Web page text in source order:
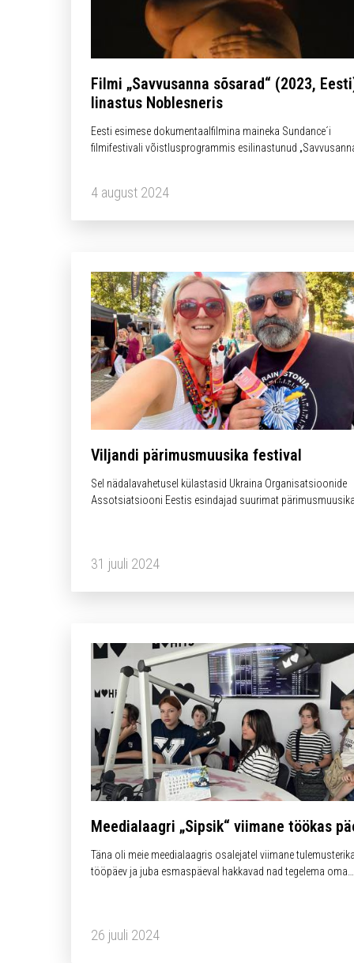
Filmi „Savvusanna sõsarad“ (2023,
linastus Noblesneris
Eesti esimese dokumentaalfilmina maineka Sundance´i
filmifestivali võistlusprogrammis esilinastunud
jagavad ning kehasse kogunenud häbi ja valu maha
4 august 2024
Viljandi pärimusmuusika festival
Sel nädalavahetusel külastasid Ukraina Organisatsioonide
Assotsiatsiooni Eestis esindajad suurimat
31 juuli 2024
Meedialaagri „Sipsik“ viimane töökas
Täna oli meie meedialaagris osalejatel viimane
tööpäev ja juba esmaspäeval hakkavad nad tegelema oma
26 juuli 2024